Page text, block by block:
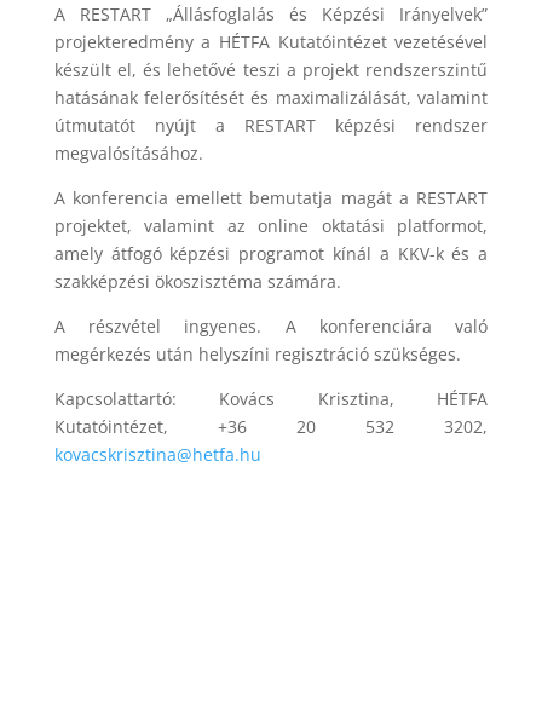
A RESTART „Állásfoglalás és Képzési Irányelvek”
projekteredmény a HÉTFA Kutatóintézet vezetésével
készült el, és lehetővé teszi a projekt rendszerszintű
hatásának felerősítését és maximalizálását, valamint
útmutatót nyújt a RESTART képzési rendszer
megvalósításához.
A konferencia emellett bemutatja magát a RESTART
projektet, valamint az online oktatási platformot,
amely átfogó képzési programot kínál a KKV-k és a
szakképzési ökoszisztéma számára.
A részvétel ingyenes. A konferenciára való
megérkezés után helyszíni regisztráció szükséges.
Kapcsolattartó: Kovács Krisztina, HÉTFA
Kutatóintézet, +36 20 532 3202,
kovacskrisztina@hetfa.hu